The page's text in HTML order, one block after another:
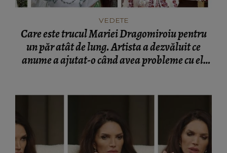
VEDETE
Care este trucul Mariei Dragomiroiu pentru
un păr atât de lung. Artista a dezvăluit ce
anume a ajutat-o când avea probleme cu el: